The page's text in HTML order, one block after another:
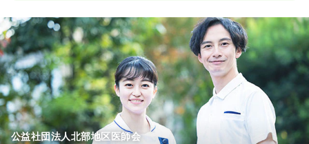
公益社団法人北部地区医師会